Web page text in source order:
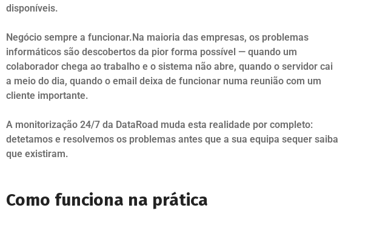
disponíveis.
Negócio sempre a funcionar.Na maioria das empresas, os problemas
informáticos são descobertos da pior forma possível — quando um
colaborador chega ao trabalho e o sistema não abre, quando o servidor cai
a meio do dia, quando o email deixa de funcionar numa reunião com um
cliente importante.
A monitorização 24/7 da DataRoad muda esta realidade por completo:
detetamos e resolvemos os problemas antes que a sua equipa sequer saiba
que existiram.
Como funciona na prática